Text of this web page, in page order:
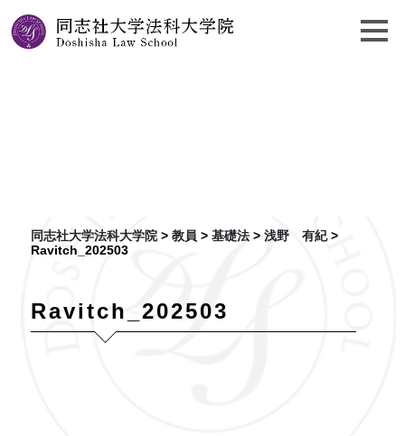
同志社大学法科大学院> 教員 > 基礎法> 浅野 有紀>
Ravitch_202503
Ravitch_202503